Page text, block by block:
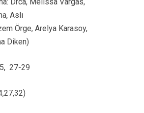
Aslı
Örge, Arelya Karasoy,
Diken)
27-29